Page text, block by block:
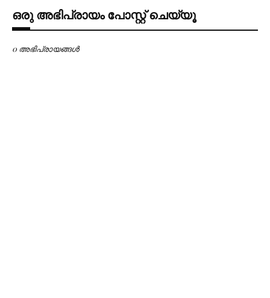
ഒരു അഭിപ്രായം പോസ്റ്റ് ചെയ്യൂ
0 അഭിപ്രായങ്ങള്‍